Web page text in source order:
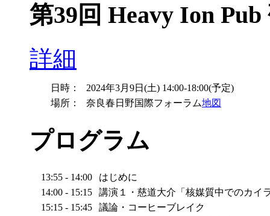
第39回 Heavy Ion Pub
詳細
日時：
2024年3月9日(土) 14:00-18:00(予定)
場所：
奈良春日野国際フォーラム地図
プログラム
13:55 - 14:00
はじめに
14:00 - 15:15
講演１・慈道大介「核媒質中でのカイ
15:15 - 15:45
議論・コーヒーブレイク